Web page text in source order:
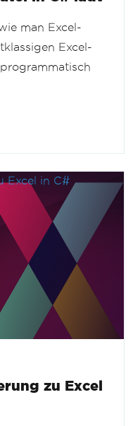
man Excel-
Excel-
zu Excel